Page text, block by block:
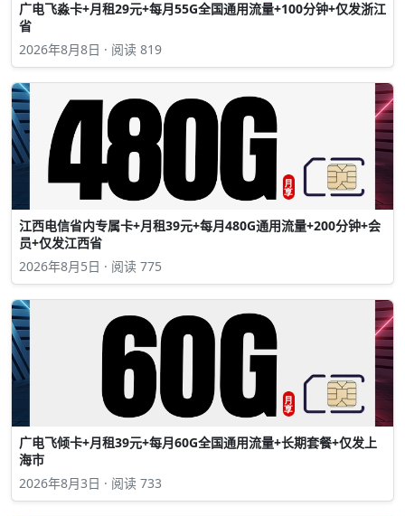
广电飞淼卡+月租29元+每月55G全国通用流量+100分钟+仅发浙江
省
2026年8月8日 · 阅读 819
江西电信省内专属卡+月租39元+每月480G通用流量+200分钟+会
员+仅发江西省
2026年8月5日 · 阅读 775
广电飞倾卡+月租39元+每月60G全国通用流量+长期套餐+仅发上
海市
2026年8月3日 · 阅读 733